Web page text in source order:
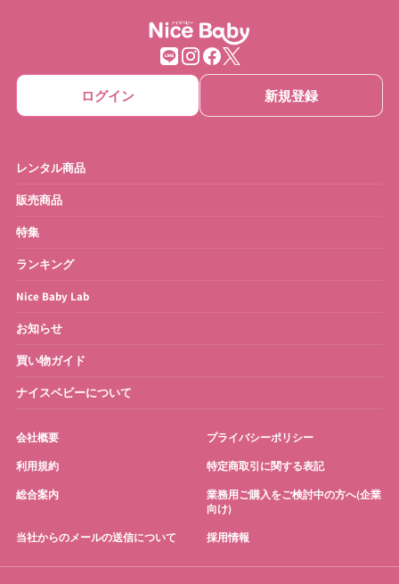
抱っこひも
ベビーサークル
ベビーバス
お宮参り・お祝い衣装
ログイン 新規登録
レンタル商品
販売商品
特集
ランキング
Nice Baby Lab
お知らせ
買い物ガイド
ナイスベビーについて
会社概要 プライバシーポリシー
利用規約 特定商取引に関する表記
総合案内
業務用ご購入をご検討中の方へ(企業
向け)
当社からのメールの送信について 採用情報